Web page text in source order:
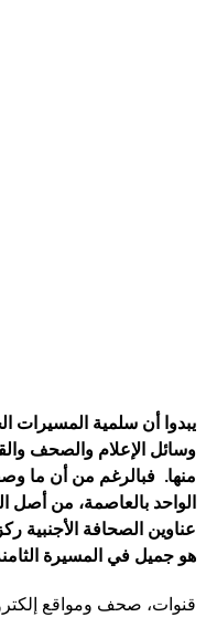
يبدوا أن سلمية
وسائل الإعلام والصحف
منها. فبالرغم من أن ما
عناوين الصحافة الأجنبية
هو جميل في المسيرة
قنوات، صحف ومواقع